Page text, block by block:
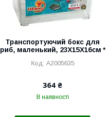
Транспортуючий бокс для
риб, маленький, 23X15X16см *
A2005635
364 ₴
В наявності